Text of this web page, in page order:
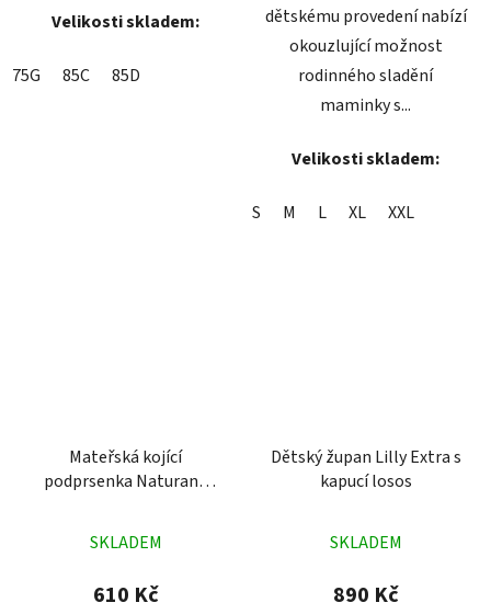
Velikosti skladem:
75G 85C 85D
dětskému provedení nabízí
okouzlující možnost
rodinného sladění
maminky s...
Velikosti skladem:
S M L XL XXL
Mateřská kojící
podprsenka Naturana
hodnocení
produktu
SKLADEM
610 Kč
Dětský župan Lilly Extra s
kapucí losos
hodnocení
produktu
SKLADEM
890 Kč